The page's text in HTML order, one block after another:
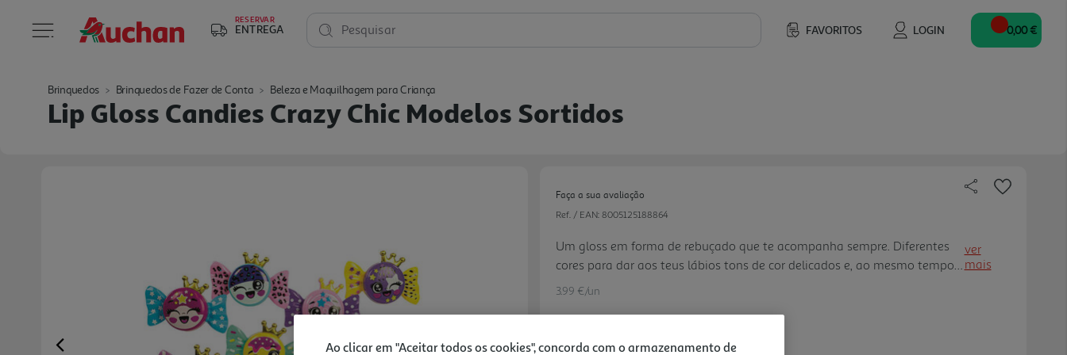
RESERVAR
ENTREGA FAVORITOS LOGIN
Pesquisar 0,00 €
Brinquedos Brinquedos de Fazer de Conta Beleza e Maquilhagem para Criança
Lip Gloss Candies Crazy Chic Modelos Sortidos
Faça a sua avaliação
Ref. / EAN: 8005125188864
Um gloss em forma de rebuçado que te acompanha sempre. Diferentes
cores para dar aos teus lábios tons de cor delicados e, ao mesmo tempo,
na moda. Cada rebuçado usa uma coroa dourada, tal como os outros
que as meninas possam brincar em segurança, podendo ser facilmente
ver
mais
3.99 €/un
Ao clicar em "Aceitar todos os cookies", concorda com o armazenamento de